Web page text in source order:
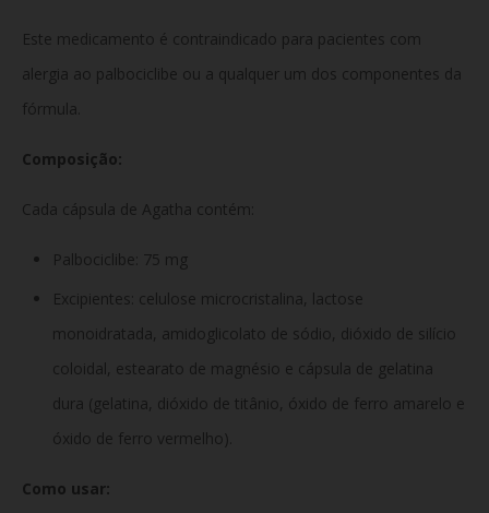
Este medicamento é contraindicado para pacientes com
alergia ao palbociclibe ou a qualquer um dos componentes da
fórmula.
Composição:
Cada cápsula de Agatha contém:
Palbociclibe: 75 mg
Excipientes: celulose microcristalina, lactose
monoidratada, amidoglicolato de sódio, dióxido de silício
coloidal, estearato de magnésio e cápsula de gelatina
dura (gelatina, dióxido de titânio, óxido de ferro amarelo e
óxido de ferro vermelho).
Como usar: